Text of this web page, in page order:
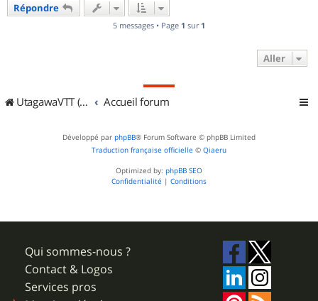
Répondre
5 messages • Page 1 sur 1
Aller
UtagawaVTT (Randos VTT et VTTAE avec traces GPS) Accueil forum
Développé par phpBB® Forum Software © phpBB Limited
Traduction française officielle © Qiaeru
Optimized by: phpBB SEO
Confidentialité | Conditions
Qui sommes-nous ?
Contact & Logos
Services pros